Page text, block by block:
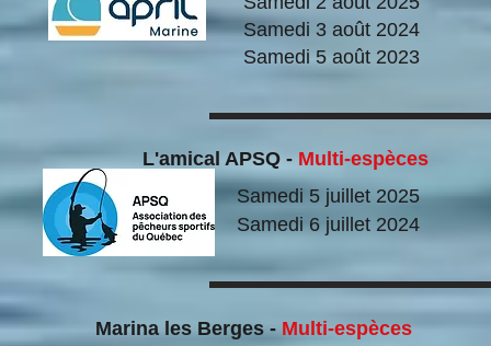
Samedi 3 août 2024
Samedi 5 août 2023
L'amical APSQ - Multi-espèces
Samedi 5 juillet 2025
Samedi 6 juillet 2024
Marina les Berges - Multi-espèces